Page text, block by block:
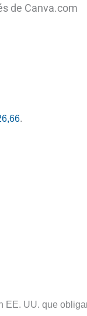
de Canva.com
.
EE. UU. que